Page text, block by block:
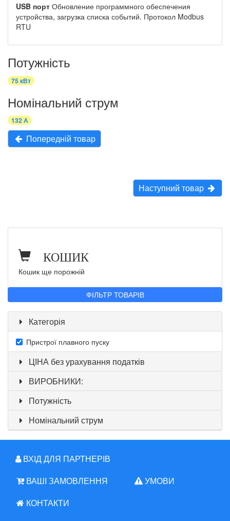
USB порт Обновление программного обеспечения
устройства, загрузка списка событий. Протокол Modbus
RTU
Потужність
75 кВт
Номінальний струм
132 А
Попередній товар
Наступний товар
КОШИК
Кошик ще порожній
ФІЛЬТР ТОВАРІВ
Категорія
Пристрої плавного пуску
ЦІНА без урахування податків
ВИРОБНИКИ:
Потужність
Номінальний струм
ВХІД ДЛЯ ПАРТНЕРІВ
ВАШІ ЗАМОВЛЕННЯ
УМОВИ
КОНТАКТИ